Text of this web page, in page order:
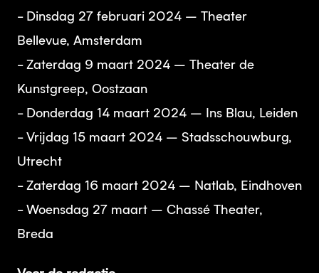
- Dinsdag 27 februari 2024 – Theater
Bellevue, Amsterdam
- Zaterdag 9 maart 2024 – Theater de
Kunstgreep, Oostzaan
- Donderdag 14 maart 2024 – Ins Blau, Leiden
- Vrijdag 15 maart 2024 – Stadsschouwburg,
Utrecht
- Zaterdag 16 maart 2024 – Natlab, Eindhoven
- Woensdag 27 maart – Chassé Theater,
Breda